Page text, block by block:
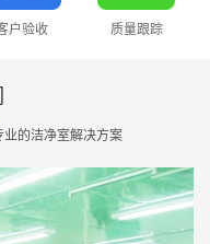
户验收 质量跟踪
的洁净室解决方案